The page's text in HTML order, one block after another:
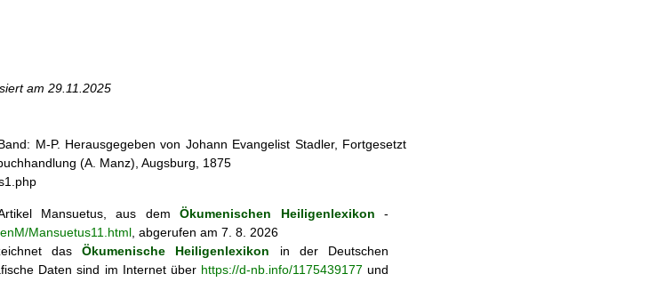
am 29.11.2025
M-P. Herausgegeben von Johann Evangelist Stadler, Fortgesetzt
(A. Manz), Augsburg, 1875
Mansuetus, aus demÖkumenischen Heiligenlexikon -
Mansuetus11.html , abgerufen am 7. 8. 2026
dasÖkumenische Heiligenlexikon in der Deutschen
Daten sind im Internet über https://d-nb.info/1175439177 und